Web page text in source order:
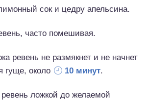
сок и цедру апельсина.
часто помешивая.
ревень не размякнет и не начнет
гуще, около
10 минут.
ревень ложкой до желаемой